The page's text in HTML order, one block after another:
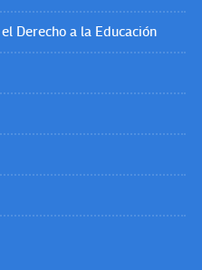
Derecho a la Educación